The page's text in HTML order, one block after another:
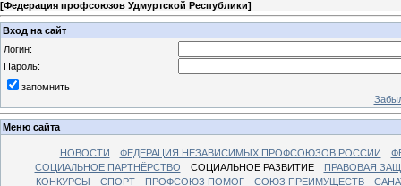
[Федерация профсоюзов Удмуртской Республики]
Вход на сайт
Логин:
Пароль:
запомнить
Меню сайта
НОВОСТИ ФЕДЕРАЦИЯ НЕЗАВИСИМЫХ ПРОФСОЮЗОВ РОССИИ
СОЦИАЛЬНОЕ ПАРТНЁРСТВО
СОЦИАЛЬНОЕ РАЗВИТИЕ
ПРАВОВАЯ
КОНКУРСЫ
СПОРТ ПРОФСОЮЗ ПОМОГ СОЮЗ ПРЕИМУЩЕСТВ